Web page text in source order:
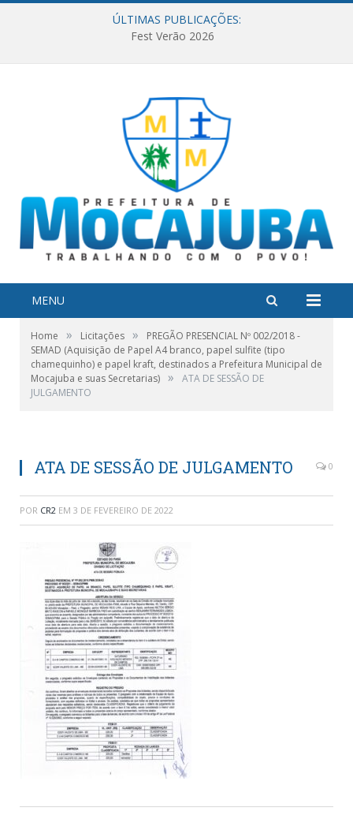
ÚLTIMAS PUBLICAÇÕES:
Fest Verão 2026
MENU
Home » Licitações »
PREGÃO PRESENCIAL Nº 002/2018 -
SEMAD (Aquisição de Papel A4 branco, papel sulfite (tipo
chamequinho) e papel kraft, destinados a Prefeitura Municipal de
Mocajuba e suas Secretarias) »
ATA DE SESSÃO DE
JULGAMENTO
ATA DE SESSÃO DE JULGAMENTO 0
POR CR2 EM 3 DE FEVEREIRO DE 2022